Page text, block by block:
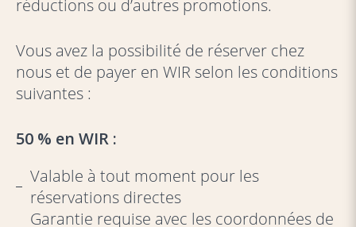
réductions ou d’autres promotions.
Vous avez la possibilité de réserver chez
nous et de payer en WIR selon les conditions
suivantes :
50 % en WIR :
Valable à tout moment pour les
réservations directes
Garantie requise avec les coordonnées de